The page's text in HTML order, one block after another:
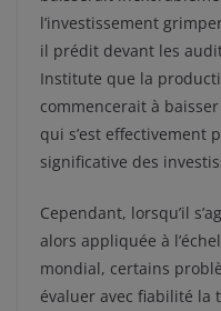
l’investissement
il prédit devant les
Institute que la
commencerait à
qui s’est effectivement
significative des
Cependant, lorsqu’il
alors appliquée à
mondial, certains
évaluer avec fiabilité la